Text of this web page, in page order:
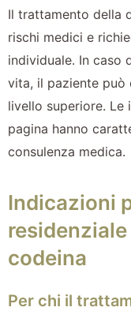
Il trattamento della
rischi medici e
individuale. In caso
vita, il paziente può
livello superiore. Le
pagina hanno
consulenza medica.
Indicazioni
codeina
Per chi il